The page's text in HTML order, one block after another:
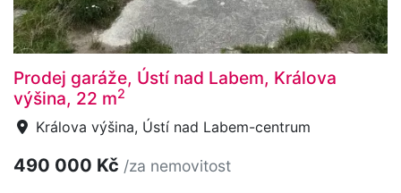
Prodej garáže, Ústí nad Labem, Králova
výšina, 22 m2
Králova výšina, Ústí nad Labem-centrum
490 000 Kč /za nemovitost